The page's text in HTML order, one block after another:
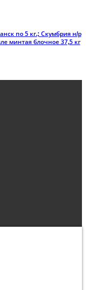
по 5 кг.; Скумбрия н/р
минтая блочное 37,5 кг